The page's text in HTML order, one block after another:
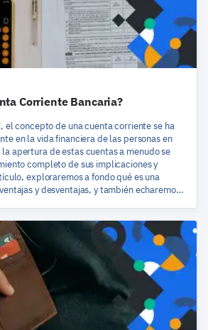
Corriente Bancaria?
el concepto de una cuenta corriente se ha
en la vida financiera de las personas en
apertura de estas cuentas a menudo se
completo de sus implicaciones y
exploraremos a fondo qué es una
y desventajas, y también echaremos